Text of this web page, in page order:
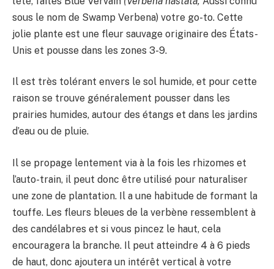
sous le nom de Swamp Verbena) votre go-to. Cette
jolie plante est une fleur sauvage originaire des États-
Unis et pousse dans les zones 3-9.
Il est très tolérant envers le sol humide, et pour cette
raison se trouve généralement pousser dans les
prairies humides, autour des étangs et dans les jardins
d’eau ou de pluie.
Il se propage lentement via à la fois les rhizomes et
l’auto-train, il peut donc être utilisé pour naturaliser
une zone de plantation. Il a une habitude de formant la
touffe. Les fleurs bleues de la verbène ressemblent à
des candélabres et si vous pincez le haut, cela
encouragera la branche. Il peut atteindre 4 à 6 pieds
de haut, donc ajoutera un intérêt vertical à votre